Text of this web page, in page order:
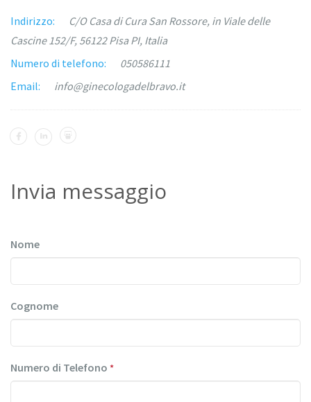
Indirizzo:
C/O Casa di Cura San Rossore, in Viale delle
Cascine 152/F, 56122 Pisa PI, Italia
Numero di telefono:
050586111
Email:
info@ginecologadelbravo.it
Invia messaggio
Nome
Cognome
Numero di Telefono *